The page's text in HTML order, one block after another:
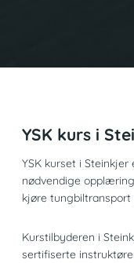
YSK kurs i
YSK kurset i
nødvendige
kjøre
Kurstilbyderen i
sertifiserte